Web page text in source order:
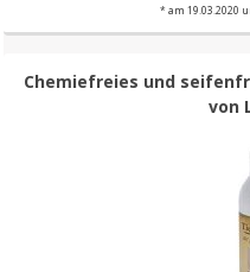
* am 19.03.2020
Chemiefreies und
von